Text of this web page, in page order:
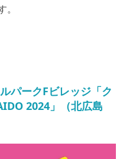
パークFビレッジ「ク
2024」（北広島